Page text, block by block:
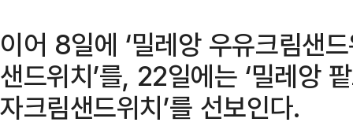
이어 8일에 ‘밀레앙 우유크림샌
샌드위치’를, 22일에는 ‘밀레앙
자크림샌드위치’를 선보인다.